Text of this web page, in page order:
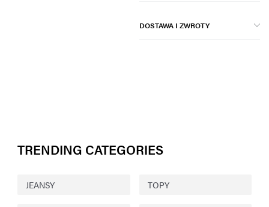
DOSTAWA I ZWROTY
TRENDING CATEGORIES
JEANSY TOPY